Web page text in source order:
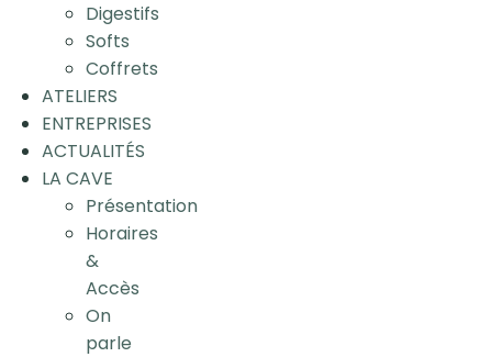
Digestifs
Softs
Coffrets
ATELIERS
ENTREPRISES
ACTUALITÉS
LA CAVE
Présentation
Horaires
&
Accès
On
parle